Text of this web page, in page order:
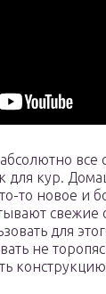
все
для кур.
то новое и
свежие
для
не
конструкцию